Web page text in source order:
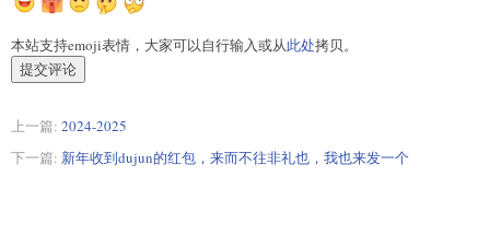
本站支持emoji表情，大家可以自行输入或从此处拷贝。
提交评论
上一篇: 2024-2025
下一篇: 新年收到dujun的红包，来而不往非礼也，我也来发一个